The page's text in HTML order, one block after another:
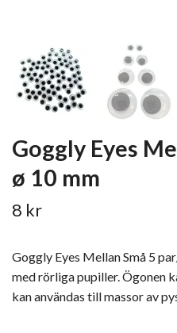
Goggly Eyes
ø 10 mm
8 kr
Goggly Eyes Mellan Små 5
med rörliga pupiller. Ögonen
kan användas till massor av